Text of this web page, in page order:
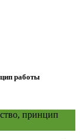
работы